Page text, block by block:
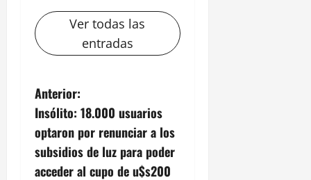
Ver todas las
entradas
N
a
v
Anterior:
Insólito: 18.000 usuarios
optaron por renunciar a los
subsidios de luz para poder
acceder al cupo de u$s200